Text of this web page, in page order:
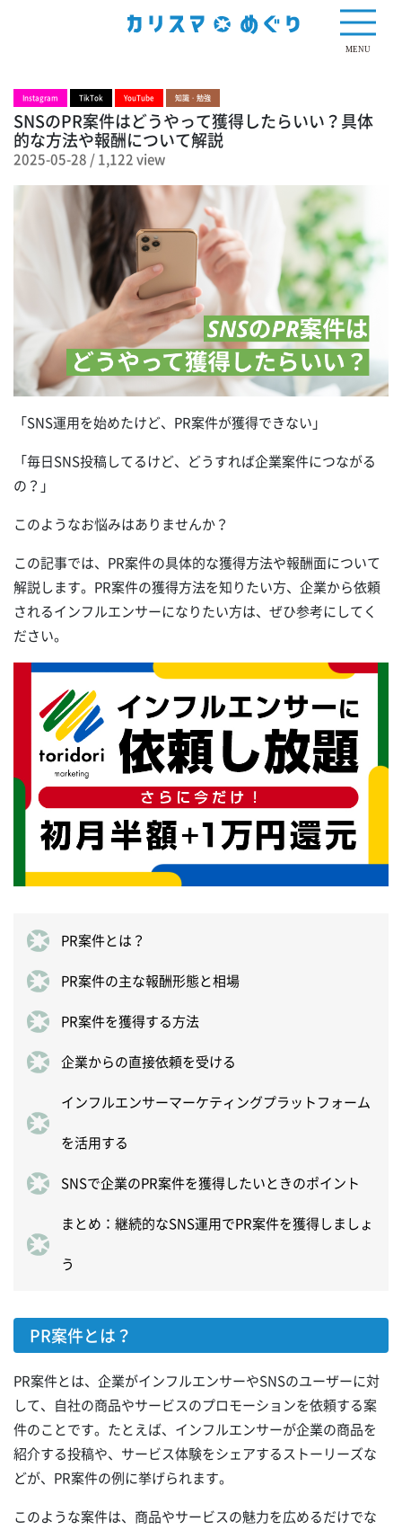
MENU
Instagram TikTok YouTube 知識・勉強
SNSのPR案件はどうやって獲得したらいい？具体
的な方法や報酬について解説
2025-05-28 /1,122 view
「SNS運用を始めたけど、PR案件が獲得できない」
「毎日SNS投稿してるけど、どうすれば企業案件につながる
の？」
このようなお悩みはありませんか？
この記事では、PR案件の具体的な獲得方法や報酬面について
解説します。PR案件の獲得方法を知りたい方、企業から依頼
されるインフルエンサーになりたい方は、ぜひ参考にしてく
ださい。
PR案件とは？
PR案件の主な報酬形態と相場
PR案件を獲得する方法
企業からの直接依頼を受ける
インフルエンサーマーケティングプラットフォーム
を活用する
SNSで企業のPR案件を獲得したいときのポイント
まとめ：継続的なSNS運用でPR案件を獲得しましょ
う
PR案件とは？
PR案件とは、企業がインフルエンサーやSNSのユーザーに対
して、自社の商品やサービスのプロモーションを依頼する案
件のことです。たとえば、インフルエンサーが企業の商品を
紹介する投稿や、サービス体験をシェアするストーリーズな
どが、PR案件の例に挙げられます。
このような案件は、商品やサービスの魅力を広めるだけでな